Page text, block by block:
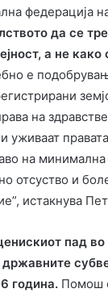
федерација
да се
а не како
е
на
уживаат
на минимална
отсуство и
истакнува
пад во
година. Помош